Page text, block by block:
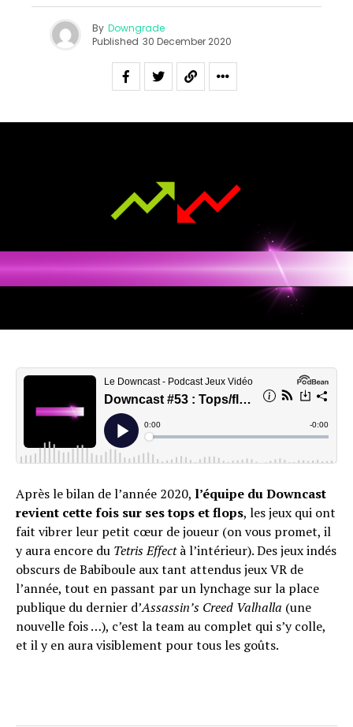
By Downgrade
Published 30 December 2020
Après le bilan de l’année 2020, l’équipe du Downcast
revient cette fois sur ses tops et flops, les jeux qui ont
fait vibrer leur petit cœur de joueur (on vous promet, il
y aura encore du Tetris Effectà l’intérieur). Des jeux indés
obscurs de Babiboule aux tant attendus jeux VR de
l’année, tout en passant par un lynchage sur la place
publique du dernier d’Assassin’s Creed Valhalla (une
nouvelle fois …), c’est la team au complet qui s’y colle,
et il y en aura visiblement pour tous les goûts.